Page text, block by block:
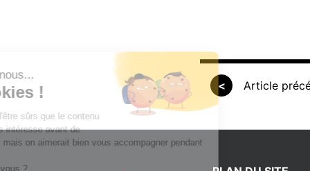
< Article
Salut c'est nous...
les Cookies !
On a attendu d'être sûrs que le contenu
de ce site vous intéresse avant de
vous déranger, mais on aimerait bien vous accompagner pendant
C'est OK pour vous ?